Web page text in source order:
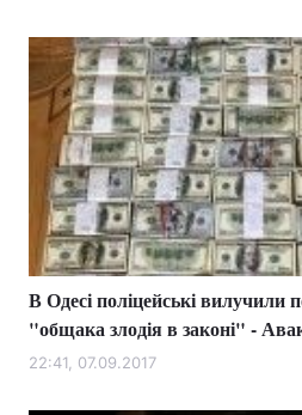
В Одесі поліцейські вилучили
"общака злодія в законі" -
22:41, 07.09.2017